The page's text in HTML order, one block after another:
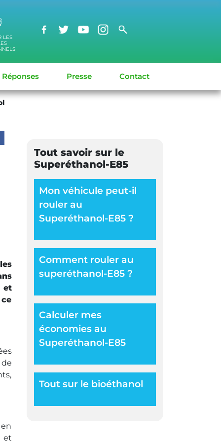
LES
Presse Contact
et
et
Tout savoir sur le
Superéthanol-E85
Mon véhicule peut-il
rouler au
Superéthanol-E85 ?
Comment rouler au
superéthanol-E85 ?
Calculer mes
économies au
Superéthanol-E85
Tout sur le bioéthanol